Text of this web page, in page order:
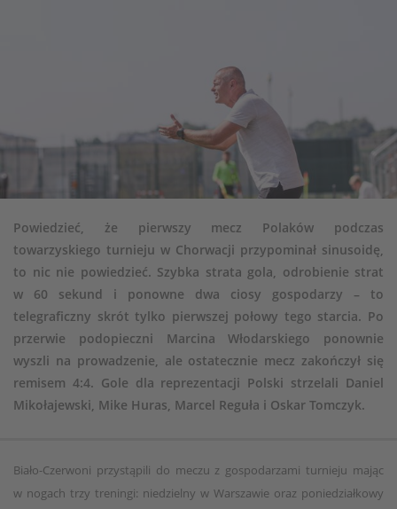
Powiedzieć, że pierwszy mecz Polaków podczas
towarzyskiego turnieju w Chorwacji przypominał sinusoidę,
to nic nie powiedzieć. Szybka strata gola, odrobienie strat
w 60 sekund i ponowne dwa ciosy gospodarzy – to
telegraficzny skrót tylko pierwszej połowy tego starcia. Po
przerwie podopieczni Marcina Włodarskiego ponownie
wyszli na prowadzenie, ale ostatecznie mecz zakończył się
remisem 4:4. Gole dla reprezentacji Polski strzelali Daniel
Mikołajewski, Mike Huras, Marcel Reguła i Oskar Tomczyk.
Biało-Czerwoni przystąpili do meczu z gospodarzami turnieju mając
w nogach trzy treningi: niedzielny w Warszawie oraz poniedziałkowy